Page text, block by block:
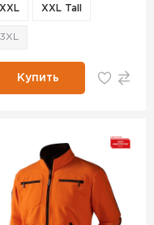
XXL XXL Tall
3XL
Купить